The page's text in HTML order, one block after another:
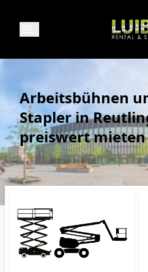
Arbeitsbühnen
Stapler in
preiswert mieten